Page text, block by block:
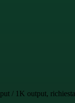
/ 1K output,